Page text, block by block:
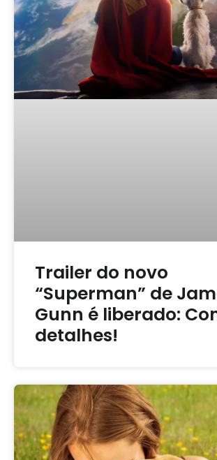
Trailer do novo
“Superman” de
Gunn é liberado:
detalhes!